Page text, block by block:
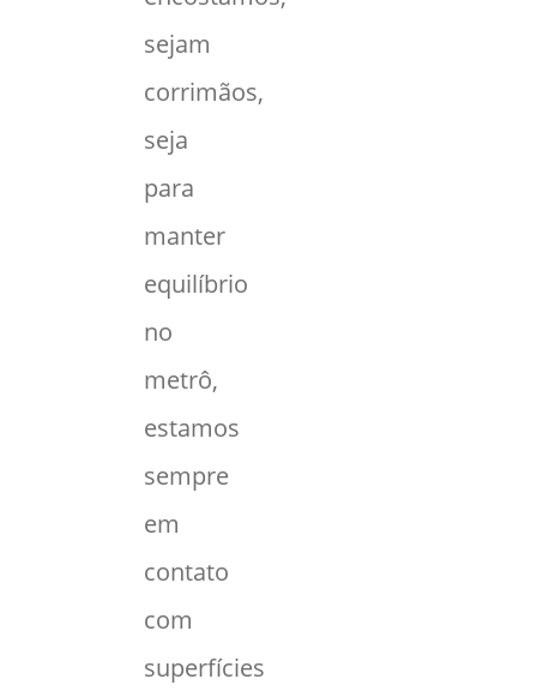
sejam
corrimãos,
seja
para
manter
equilíbrio
no
metrô,
estamos
sempre
em
contato
com
superfícies